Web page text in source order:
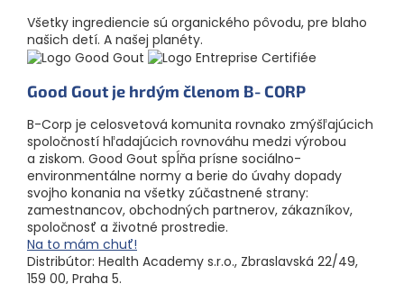
Všetky ingrediencie sú organického pôvodu, pre blaho
našich detí. A našej planéty.
Good Gout je hrdým členom B‑CORP
B-Corp je celosvetová komunita rovnako zmýšľajúcich
spoločností hľadajúcich rovnováhu medzi výrobou
a ziskom. Good Gout spĺňa prísne sociálno-
environmentálne normy a berie do úvahy dopady
svojho konania na všetky zúčastnené strany:
zamestnancov, obchodných partnerov, zákazníkov,
spoločnosť a životné prostredie.
Na to mám chuť!
Distribútor: Health Academy s.r.o., Zbraslavská 22/49,
159 00, Praha 5.